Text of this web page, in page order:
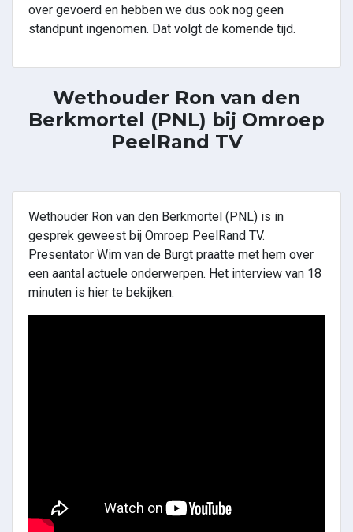
over gevoerd en hebben we dus ook nog geen
standpunt ingenomen. Dat volgt de komende tijd.
Wethouder Ron van den
Berkmortel (PNL) bij Omroep
PeelRand TV
Wethouder Ron van den Berkmortel (PNL) is in
gesprek geweest bij Omroep PeelRand TV.
Presentator Wim van de Burgt praatte met hem over
een aantal actuele onderwerpen. Het interview van 18
minuten is hier te bekijken.